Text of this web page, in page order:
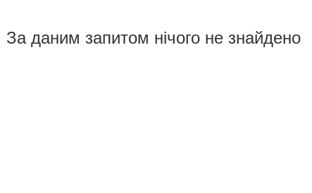
За даним запитом нічого не знайдено